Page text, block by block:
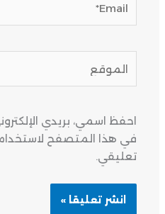
احفظ اسمي، بريدي
في هذا المتصفح
تعليقي.